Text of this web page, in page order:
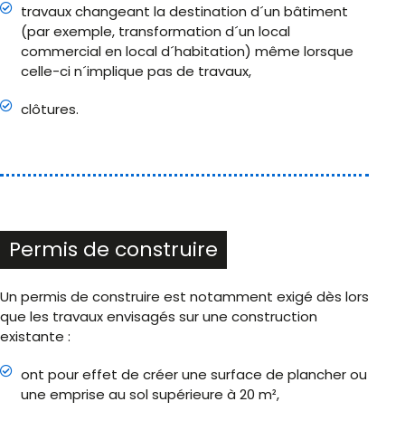
travaux changeant la destination d´un bâtiment
(par exemple, transformation d´un local
commercial en local d´habitation) même lorsque
celle-ci n´implique pas de travaux,
clôtures.
Permis de construire
Un permis de construire est notamment exigé dès lors
que les travaux envisagés sur une construction
existante :
ont pour effet de créer une surface de plancher ou
une emprise au sol supérieure à 20 m²,